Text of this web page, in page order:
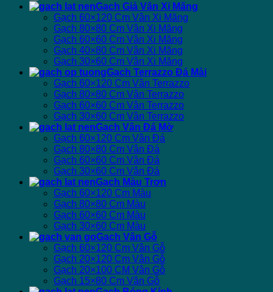
Gạch Giả Vân Xi Măng
Gạch 60×120 Cm Vân Xi Măng
Gạch 80×80 Cm Vân Xi Măng
Gạch 60×60 Cm Vân Xi Măng
Gạch 40×80 Cm Vân Xi Măng
Gạch 30×60 Cm Vân Xi Măng
Gạch Terrazzo Đá Mài
Gạch 60×120 Cm Vân Terrazzo
Gạch 80×80 Cm Vân Terrazzo
Gạch 60×60 Cm Vân Terrazzo
Gạch 30×60 Cm Vân Terrazzo
Gạch Vân Đá Mờ
Gạch 60×120 Cm Vân Đá
Gạch 80×80 Cm Vân Đá
Gạch 60×60 Cm Vân Đá
Gạch 30×60 Cm Vân Đá
Gạch Màu Trơn
Gạch 60×120 Cm Màu
Gạch 80×80 Cm Màu
Gạch 60×60 Cm Màu
Gạch 30×60 Cm Màu
Gạch Vân Gỗ
Gạch 60×120 Cm Vân Gỗ
Gạch 20×120 Cm Vân Gỗ
Gạch 20×100 CM Vân Gỗ
Gạch 15×80 Cm Vân Gỗ